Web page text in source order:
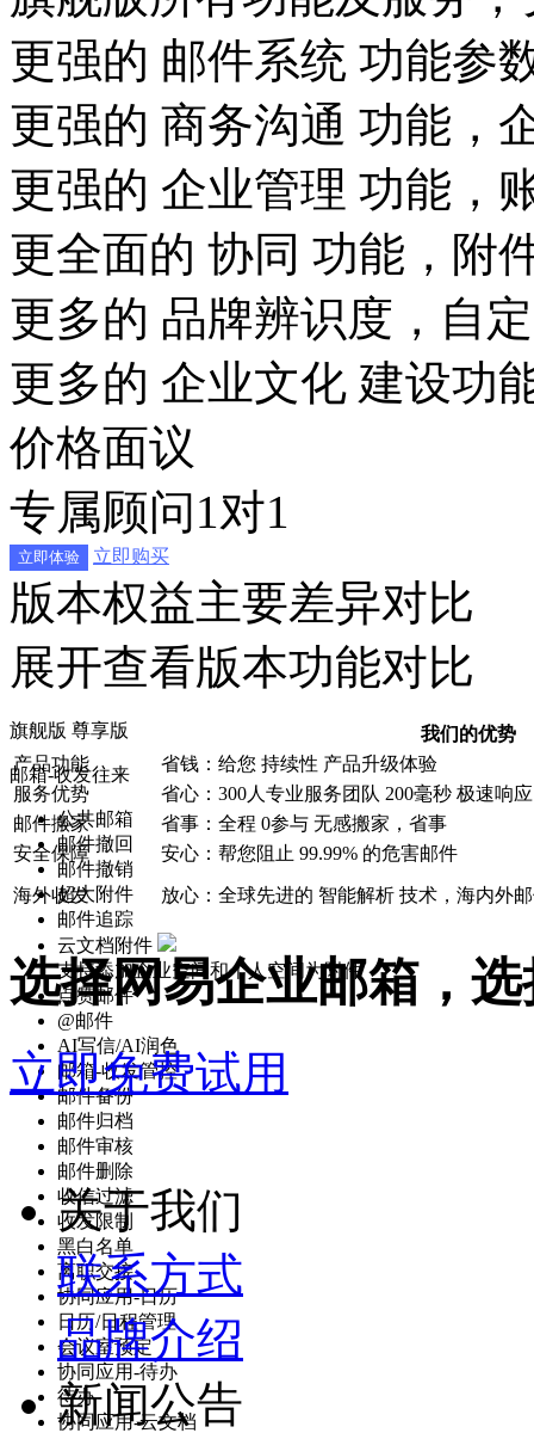
更强的 邮件系统 功能参
更强的 商务沟通 功能，
更强的 企业管理 功能，
更全面的 协同 功能， 附
更多的 品牌辨识度， 自
更多的 企业文化 建设功
价格面议
专属顾问1对1
立即体验 立即购买
版本权益主要差异对比
展开查看版本功能对比
旗舰版 尊享版
邮箱-收发往来
公共邮箱
邮件撤回
邮件撤销
超大附件
邮件追踪
云文档附件
支持添加企业空间和个人空间为附件
点赞邮件
@邮件
AI写信/AI润色
邮箱-收发管控
邮件备份
邮件归档
邮件审核
邮件删除
收信过滤
收发限制
黑白名单
离职交接
协同应用-日历
日历/日程管理
会议室预定
协同应用-待办
待办
协同应用-云文档
我们的优势
产品功能
省钱：给您 持续性 产品升级体验
服务优势
省心：300人专业服务团队 200毫秒 极速响应
邮件搬家
省事：全程 0参与 无感搬家，省事
安全保障
安心：帮您阻止 99.99% 的危害邮件
海外收发 放心：全球先进的 智能解析 技术，海内外
选择网易企业邮箱，
立即免费试用
关于我们
联系方式
品牌介绍
新闻公告